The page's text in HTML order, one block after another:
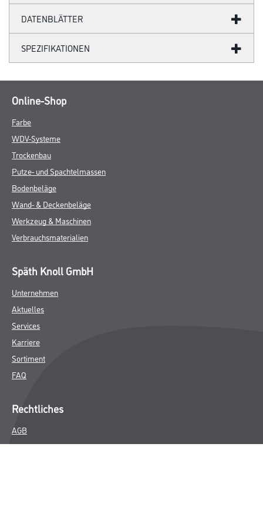
DATENBLÄTTER
SPEZIFIKATIONEN
Online-Shop
Farbe
WDV-Systeme
Trockenbau
Putze- und Spachtelmassen
Bodenbeläge
Wand- & Deckenbeläge
Werkzeug & Maschinen
Verbrauchsmaterialien
Späth Knoll GmbH
Unternehmen
Aktuelles
Services
Karriere
Sortiment
FAQ
Rechtliches
AGB
Nutzungsbedingungen